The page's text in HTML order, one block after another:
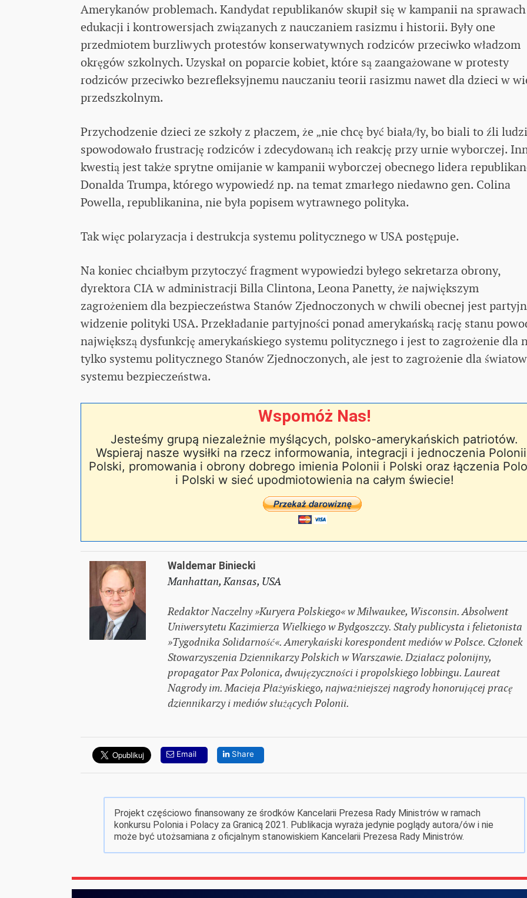
Amerykanów problemach. Kandydat republikanów skupił się w kampanii na sprawach
edukacji i kontrowersjach związanych z nauczaniem rasizmu i historii. Były one
przedmiotem burzliwych protestów konserwatywnych rodziców przeciwko władzom
okręgów szkolnych. Uzyskał on poparcie kobiet, które są zaangażowane w protesty
rodziców przeciwko bezrefleksyjnemu nauczaniu teorii rasizmu nawet dla dzieci w
przedszkolnym.
Przychodzenie dzieci ze szkoły z płaczem, że „nie chcę być biała/ły, bo biali to źli
spowodowało frustrację rodziców i zdecydowaną ich reakcję przy urnie wyborczej.
kwestią jest także sprytne omijanie w kampanii wyborczej obecnego lidera
Donalda Trumpa, którego wypowiedź np. na temat zmarłego niedawno gen. Colina
Powella, republikanina, nie była popisem wytrawnego polityka.
Tak więc polaryzacja i destrukcja systemu politycznego w USA postępuje.
Na koniec chciałbym przytoczyć fragment wypowiedzi byłego sekretarza obrony,
dyrektora CIA w administracji Billa Clintona, Leona Panetty, że największym
zagrożeniem dla bezpieczeństwa Stanów Zjednoczonych w chwili obecnej jest
widzenie polityki USA. Przekładanie partyjności ponad amerykańską rację stanu
największą dysfunkcję amerykańskiego systemu politycznego i jest to zagrożenie dla
tylko systemu politycznego Stanów Zjednoczonych, ale jest to zagrożenie dla
systemu bezpieczeństwa.
Wspomóż Nas!
Jesteśmy grupą niezależnie myślących, polsko-amerykańskich patriotów.
Wspieraj nasze wysiłki na rzecz informowania, integracji i jednoczenia
Polski, promowania i obrony dobrego imienia Polonii i Polski oraz łączenia
i Polski w sieć upodmiotowienia na całym świecie!
Waldemar Biniecki
Manhattan, Kansas, USA
Redaktor Naczelny »Kuryera Polskiego« w Milwaukee, Wisconsin. Absolwent
Uniwersytetu Kazimierza Wielkiego w Bydgoszczy. Stały publicysta i felietonista
»Tygodnika Solidarność«. Amerykański korespondent mediów w Polsce. Członek
Stowarzyszenia Dziennikarzy Polskich w Warszawie. Działacz polonijny,
propagator Pax Polonica, dwujęzyczności i propolskiego lobbingu. Laureat
Nagrody im. Macieja Płażyńskiego, najważniejszej nagrody honorującej pracę
dziennikarzy i mediów służących Polonii.
Email Share
Projekt częściowo finansowany ze środków Kancelarii Prezesa Rady Ministrów w ramach
konkursu Polonia i Polacy za Granicą 2021. Publikacja wyraża jedynie poglądy autora/ów i nie
może być utożsamiana z oficjalnym stanowiskiem Kancelarii Prezesa Rady Ministrów.